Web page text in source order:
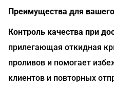
Преимущества для
Контроль качества при
прилегающая откидная
проливов и помогает
клиентов и повторных